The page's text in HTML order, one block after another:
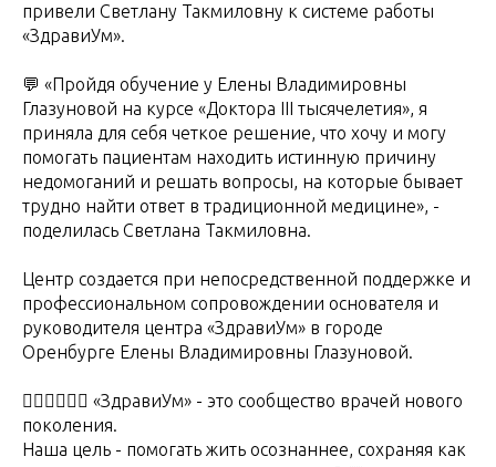
привели Светлану Такмиловну к системе работы
«ЗдравиУм».
💬 «Пройдя обучение у Елены Владимировны
Глазуновой на курсе «Доктора III тысячелетия», я
приняла для себя четкое решение, что хочу и могу
помогать пациентам находить истинную причину
недомоганий и решать вопросы, на которые бывает
трудно найти ответ в традиционной медицине», -
поделилась Светлана Такмиловна.
Центр создается при непосредственной поддержке и
профессиональном сопровождении основателя и
руководителя центра «ЗдравиУм» в городе
Оренбурге Елены Владимировны Глазуновой.
👩🏻‍⚕️🧑🏼‍⚕️ «ЗдравиУм» - это сообщество врачей нового
поколения.
Наша цель - помогать жить осознаннее, сохраняя как